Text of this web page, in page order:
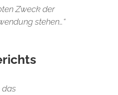
Zweck der
stehen…“
das